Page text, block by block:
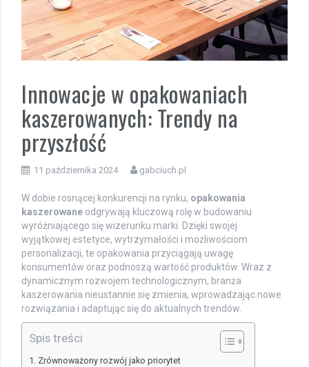
Innowacje w opakowaniach
kaszerowanych: Trendy na
przyszłość
11 października 2024 gabciuch.pl
W dobie rosnącej konkurencji na rynku, opakowania
kaszerowane odgrywają kluczową rolę w budowaniu
wyróżniającego się wizerunku marki. Dzięki swojej
wyjątkowej estetyce, wytrzymałości i możliwościom
personalizacji, te opakowania przyciągają uwagę
konsumentów oraz podnoszą wartość produktów. Wraz z
dynamicznym rozwojem technologicznym, branża
kaszerowania nieustannie się zmienia, wprowadzając nowe
rozwiązania i adaptując się do aktualnych trendów.
Spis treści
Zrównoważony rozwój jako priorytet